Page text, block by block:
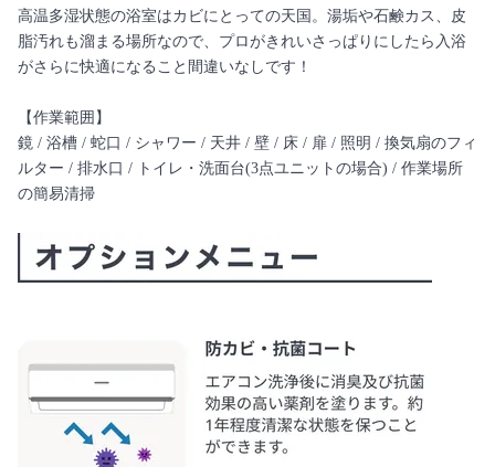
高温多湿状態の浴室はカビにとっての天国。湯垢や石鹸カス、皮
脂汚れも溜まる場所なので、プロがきれいさっぱりにしたら入浴
がさらに快適になること間違いなしです！
【作業範囲】
鏡 / 浴槽 / 蛇口 / シャワー / 天井 / 壁 / 床 / 扉 / 照明 / 換気扇のフィ
ルター / 排水口 / トイレ・洗面台(3点ユニットの場合) / 作業場所
の簡易清掃